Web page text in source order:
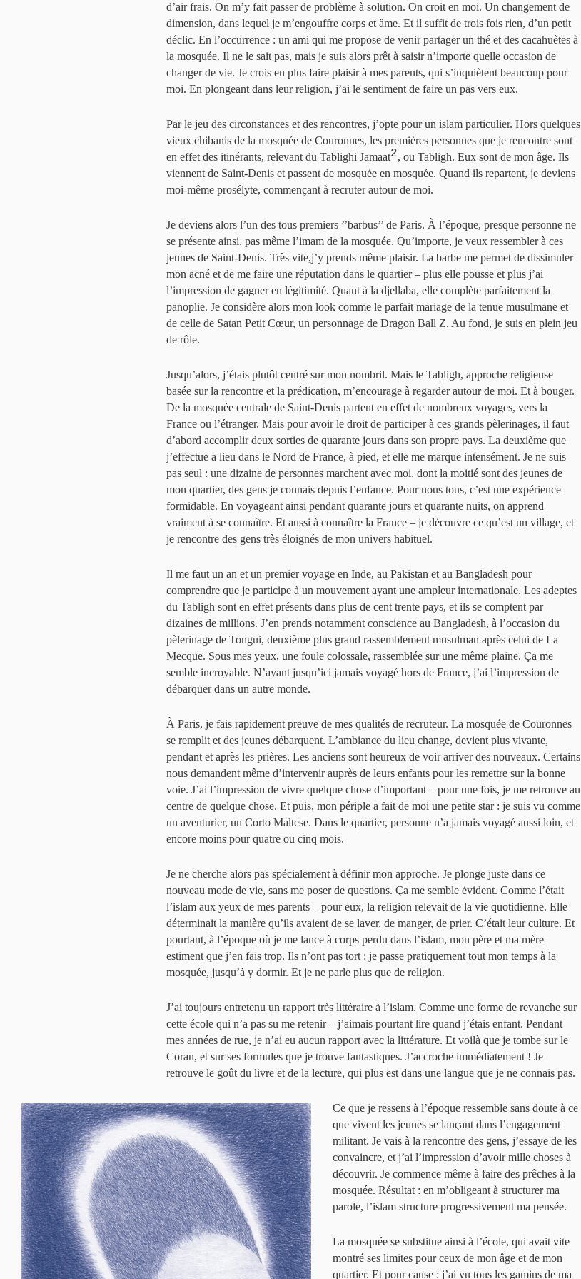
d’air frais. On m’y fait passer de problème à solution. On croit en moi. Un changement de
dimension, dans lequel je m’engouffre corps et âme. Et il suffit de trois fois rien, d’un petit
déclic. En l’occurrence : un ami qui me propose de venir partager un thé et des cacahuètes à
la mosquée. Il ne le sait pas, mais je suis alors prêt à saisir n’importe quelle occasion de
changer de vie. Je crois en plus faire plaisir à mes parents, qui s’inquiètent beaucoup pour
moi. En plongeant dans leur religion, j’ai le sentiment de faire un pas vers eux.
Par le jeu des circonstances et des rencontres, j’opte pour un islam particulier. Hors quelques
vieux chibanis de la mosquée de Couronnes, les premières personnes que je rencontre sont
en effet des itinérants, relevant du Tablighi Jamaat2, ou Tabligh. Eux sont de mon âge. Ils
viennent de Saint-Denis et passent de mosquée en mosquée. Quand ils repartent, je deviens
moi-même prosélyte, commençant à recruter autour de moi.
Je deviens alors l’un des tous premiers ’’barbus’’ de Paris. À l’époque, presque personne ne
se présente ainsi, pas même l’imam de la mosquée. Qu’importe, je veux ressembler à ces
jeunes de Saint-Denis. Très vite,j’y prends même plaisir. La barbe me permet de dissimuler
mon acné et de me faire une réputation dans le quartier – plus elle pousse et plus j’ai
l’impression de gagner en légitimité. Quant à la djellaba, elle complète parfaitement la
panoplie. Je considère alors mon look comme le parfait mariage de la tenue musulmane et
de celle de Satan Petit Cœur, un personnage de Dragon Ball Z. Au fond, je suis en plein jeu
de rôle.
Jusqu’alors, j’étais plutôt centré sur mon nombril. Mais le Tabligh, approche religieuse
basée sur la rencontre et la prédication, m’encourage à regarder autour de moi. Et à bouger.
De la mosquée centrale de Saint-Denis partent en effet de nombreux voyages, vers la
France ou l’étranger. Mais pour avoir le droit de participer à ces grands pèlerinages, il faut
d’abord accomplir deux sorties de quarante jours dans son propre pays. La deuxième que
j’effectue a lieu dans le Nord de France, à pied, et elle me marque intensément. Je ne suis
pas seul : une dizaine de personnes marchent avec moi, dont la moitié sont des jeunes de
mon quartier, des gens je connais depuis l’enfance. Pour nous tous, c’est une expérience
formidable. En voyageant ainsi pendant quarante jours et quarante nuits, on apprend
vraiment à se connaître. Et aussi à connaître la France – je découvre ce qu’est un village, et
je rencontre des gens très éloignés de mon univers habituel.
Il me faut un an et un premier voyage en Inde, au Pakistan et au Bangladesh pour
comprendre que je participe à un mouvement ayant une ampleur internationale. Les adeptes
du Tabligh sont en effet présents dans plus de cent trente pays, et ils se comptent par
dizaines de millions. J’en prends notamment conscience au Bangladesh, à l’occasion du
pèlerinage de Tongui, deuxième plus grand rassemblement musulman après celui de La
Mecque. Sous mes yeux, une foule colossale, rassemblée sur une même plaine. Ça me
semble incroyable. N’ayant jusqu’ici jamais voyagé hors de France, j’ai l’impression de
débarquer dans un autre monde.
À Paris, je fais rapidement preuve de mes qualités de recruteur. La mosquée de Couronnes
se remplit et des jeunes débarquent. L’ambiance du lieu change, devient plus vivante,
pendant et après les prières. Les anciens sont heureux de voir arriver des nouveaux. Certains
nous demandent même d’intervenir auprès de leurs enfants pour les remettre sur la bonne
voie. J’ai l’impression de vivre quelque chose d’important – pour une fois, je me retrouve au
centre de quelque chose. Et puis, mon périple a fait de moi une petite star : je suis vu comme
un aventurier, un Corto Maltese. Dans le quartier, personne n’a jamais voyagé aussi loin, et
encore moins pour quatre ou cinq mois.
Je ne cherche alors pas spécialement à définir mon approche. Je plonge juste dans ce
nouveau mode de vie, sans me poser de questions. Ça me semble évident. Comme l’était
l’islam aux yeux de mes parents – pour eux, la religion relevait de la vie quotidienne. Elle
déterminait la manière qu’ils avaient de se laver, de manger, de prier. C’était leur culture. Et
pourtant, à l’époque où je me lance à corps perdu dans l’islam, mon père et ma mère
estiment que j’en fais trop. Ils n’ont pas tort : je passe pratiquement tout mon temps à la
mosquée, jusqu’à y dormir. Et je ne parle plus que de religion.
J’ai toujours entretenu un rapport très littéraire à l’islam. Comme une forme de revanche sur
cette école qui n’a pas su me retenir – j’aimais pourtant lire quand j’étais enfant. Pendant
mes années de rue, je n’ai eu aucun rapport avec la littérature. Et voilà que je tombe sur le
Coran, et sur ses formules que je trouve fantastiques. J’accroche immédiatement ! Je
retrouve le goût du livre et de la lecture, qui plus est dans une langue que je ne connais pas.
Ce que je ressens à l’époque ressemble sans doute à ce
que vivent les jeunes se lançant dans l’engagement
militant. Je vais à la rencontre des gens, j’essaye de les
convaincre, et j’ai l’impression d’avoir mille choses à
découvrir. Je commence même à faire des prêches à la
mosquée. Résultat : en m’obligeant à structurer ma
parole, l’islam structure progressivement ma pensée.
La mosquée se substitue ainsi à l’école, qui avait vite
montré ses limites pour ceux de mon âge et de mon
quartier. Et pour cause : j’ai vu tous les gamins de ma